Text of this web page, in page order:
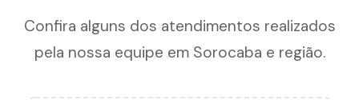
Confira alguns dos atendimentos realizados
pela nossa equipe em Sorocaba e região.